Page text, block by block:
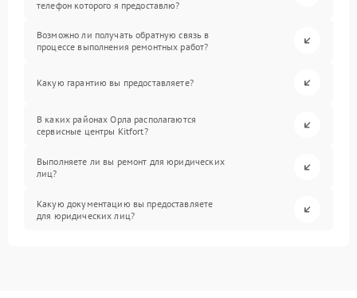
телефон которого я предоставлю?
Возможно ли получать обратную связь в
процессе выполнения ремонтных работ?
Какую гарантию вы предоставляете?
В каких районах Орла располагаются
сервисные центры Kitfort?
Выполняете ли вы ремонт для юридических
лиц?
Какую документацию вы предоставляете
для юридических лиц?